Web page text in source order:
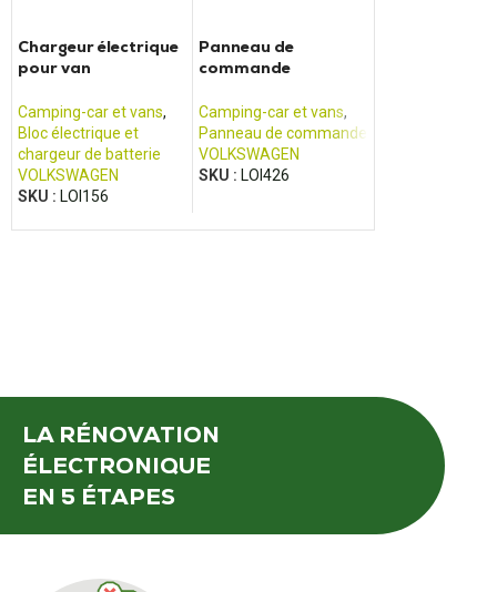
Chargeur électrique
pour van
Camping-car et vans,
Bloc électrique et
chargeur de batterie
VOLKSWAGEN
SKU : LOI156
Panneau de
commande
Camping-car et vans,
Panneau de commande
VOLKSWAGEN
SKU : LOI426
LA RÉNOVATION
ÉLECTRONIQUE
EN 5 ÉTAPES